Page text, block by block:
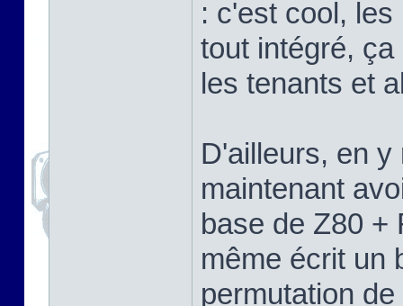
: c'est cool,
tout intégré,
les tenants et
D'ailleurs, en
maintenant
base de Z80 +
même écrit un
permutation